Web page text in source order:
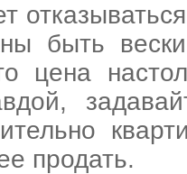
быть
цена
продать.